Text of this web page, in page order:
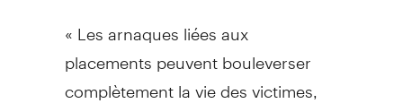
« Les arnaques liées aux
placements peuvent bouleverser
complètement la vie des victimes,